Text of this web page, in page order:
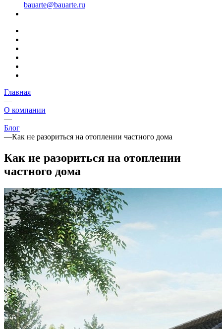
bauarte@bauarte.ru
Главная
—
О компании
—
Блог
—Как не разориться на отоплении частного дома
Как не разориться на отоплении
частного дома